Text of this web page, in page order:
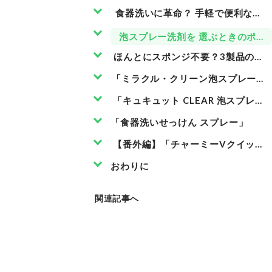
食器洗いに革命？ 手軽で便利な新
泡スプレー洗剤を 選ぶときのポイ
ほんとにスポンジ不要？3製品の実
「ミラクル・クリーン泡スプレー
「キュキュット CLEAR 泡スプレー
「食器洗いせっけん スプレー」
【番外編】「チャーミーVクイック
おわりに
関連記事へ